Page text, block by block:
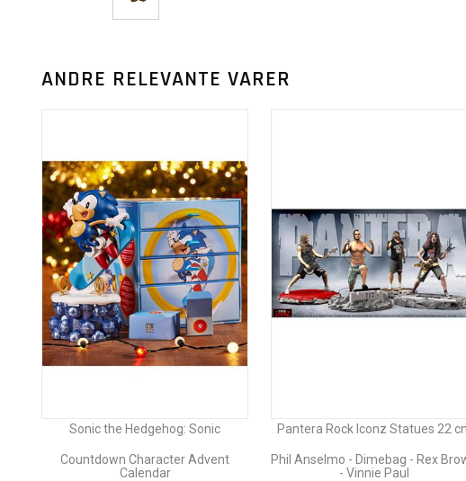
ANDRE RELEVANTE VARER
Sonic the Hedgehog: Sonic
Countdown Character Advent
Calendar
Pantera Rock Iconz Statues 22
Phil Anselmo - Dimebag - Rex
- Vinnie Paul